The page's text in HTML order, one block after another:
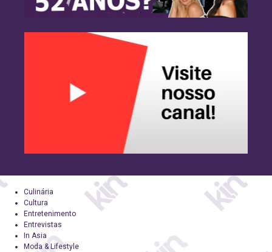
Culinária
Cultura
Entretenimento
Entrevistas
In Asia
Moda & Lifestyle